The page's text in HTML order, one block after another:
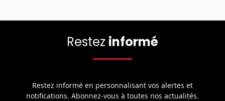
Restez informé
Restez informé en personnalisant vos alertes et
notifications. Abonnez-vous à toutes nos actualités.